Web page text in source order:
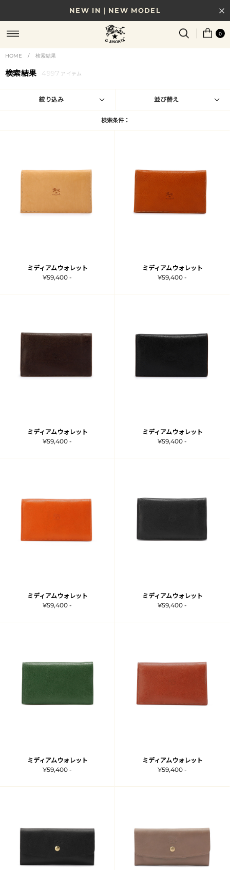
NEW IN｜NEW MODEL
8/17(月)10時まで｜税込11,000円以上で送料無料
贈る相手やシーンから選べる、新しいギフトガイド
NEW IN｜COLOR LEATHER
0
HOME / 検索結果
検索結果 4997 アイテム
絞り込み 並び替え
検索条件：
ミディアムウォレット
¥59,400 -
ミディアムウォレット
¥59,400 -
ミディアムウォレット
¥59,400 -
ミディアムウォレット
¥59,400 -
ミディアムウォレット
¥59,400 -
ミディアムウォレット
¥59,400 -
ミディアムウォレット
¥59,400 -
ミディアムウォレット
¥59,400 -